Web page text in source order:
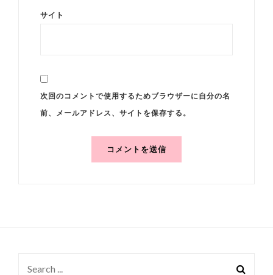
サイト
次回のコメントで使用するためブラウザーに自分の名
前、メールアドレス、サイトを保存する。